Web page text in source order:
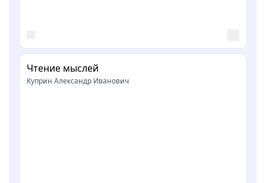
Чтение мыслей
Куприн Александр Иванович